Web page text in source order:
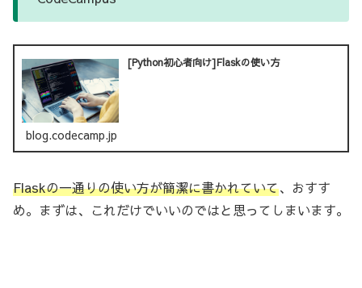
[Python初心者向け]Flaskの使い方
blog.codecamp.jp
Flaskの一通りの使い方が簡潔に書かれていて、おすす
め。まずは、これだけでいいのではと思ってしまいます。